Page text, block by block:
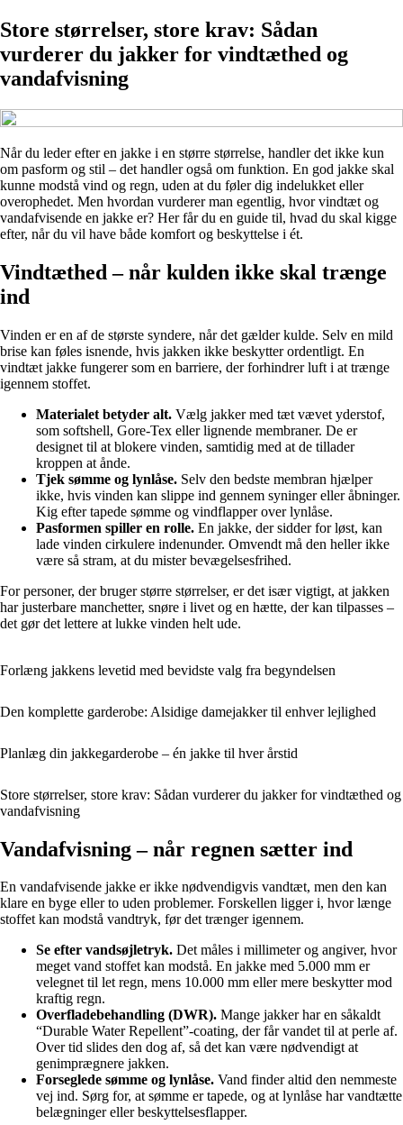
Store størrelser, store krav: Sådan
vurderer du jakker for vindtæthed og
vandafvisning
Når du leder efter en jakke i en større størrelse, handler det ikke kun
om pasform og stil – det handler også om funktion. En god jakke skal
kunne modstå vind og regn, uden at du føler dig indelukket eller
overophedet. Men hvordan vurderer man egentlig, hvor vindtæt og
vandafvisende en jakke er? Her får du en guide til, hvad du skal kigge
efter, når du vil have både komfort og beskyttelse i ét.
Vindtæthed – når kulden ikke skal trænge
ind
Vinden er en af de største syndere, når det gælder kulde. Selv en mild
brise kan føles isnende, hvis jakken ikke beskytter ordentligt. En
vindtæt jakke fungerer som en barriere, der forhindrer luft i at trænge
igennem stoffet.
Materialet betyder alt. Vælg jakker med tæt vævet yderstof,
som softshell, Gore-Tex eller lignende membraner. De er
designet til at blokere vinden, samtidig med at de tillader
kroppen at ånde.
Tjek sømme og lynlåse. Selv den bedste membran hjælper
ikke, hvis vinden kan slippe ind gennem syninger eller åbninger.
Kig efter tapede sømme og vindflapper over lynlåse.
Pasformen spiller en rolle. En jakke, der sidder for løst, kan
lade vinden cirkulere indenunder. Omvendt må den heller ikke
være så stram, at du mister bevægelsesfrihed.
For personer, der bruger større størrelser, er det især vigtigt, at jakken
har justerbare manchetter, snøre i livet og en hætte, der kan tilpasses –
det gør det lettere at lukke vinden helt ude.
Forlæng jakkens levetid med bevidste valg fra begyndelsen
Den komplette garderobe: Alsidige damejakker til enhver lejlighed
Planlæg din jakkegarderobe – én jakke til hver årstid
Store størrelser, store krav: Sådan vurderer du jakker for vindtæthed og
vandafvisning
Vandafvisning – når regnen sætter ind
En vandafvisende jakke er ikke nødvendigvis vandtæt, men den kan
klare en byge eller to uden problemer. Forskellen ligger i, hvor længe
stoffet kan modstå vandtryk, før det trænger igennem.
Se efter vandsøjletryk. Det måles i millimeter og angiver, hvor
meget vand stoffet kan modstå. En jakke med 5.000 mm er
velegnet til let regn, mens 10.000 mm eller mere beskytter mod
kraftig regn.
Overfladebehandling (DWR). Mange jakker har en såkaldt
“Durable Water Repellent”-coating, der får vandet til at perle af.
Over tid slides den dog af, så det kan være nødvendigt at
genimprægnere jakken.
Forseglede sømme og lynlåse. Vand finder altid den nemmeste
vej ind. Sørg for, at sømme er tapede, og at lynlåse har vandtætte
belægninger eller beskyttelsesflapper.